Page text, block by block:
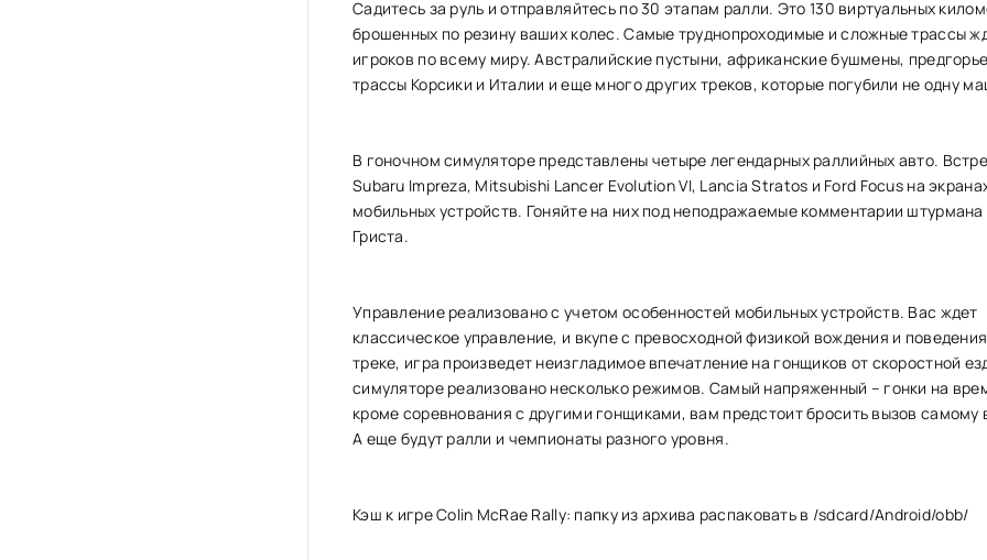
Садитесь за руль и отправляйтесь по 30 этапам ралли. Это 130 виртуальных
брошенных по резину ваших колес. Самые труднопроходимые и сложные трассы
игроков по всему миру. Австралийские пустыни, африканские бушмены,
трассы Корсики и Италии и еще много других треков, которые погубили не одну
В гоночном симуляторе представлены четыре легендарных раллийных авто.
Subaru Impreza, Mitsubishi Lancer Evolution VI, Lancia Stratos и Ford Focus на
мобильных устройств. Гоняйте на них под неподражаемые комментарии штурмана
Гриста.
Управление реализовано с учетом особенностей мобильных устройств. Вас ждет
классическое управление, и вкупе с превосходной физикой вождения и
треке, игра произведет неизгладимое впечатление на гонщиков от скоростной
симуляторе реализовано несколько режимов. Самый напряженный – гонки на
кроме соревнования с другими гонщиками, вам предстоит бросить вызов самому
А еще будут ралли и чемпионаты разного уровня.
Кэш к игре Colin McRae Rally: папку из архива распаковать в /sdcard/Android/obb/